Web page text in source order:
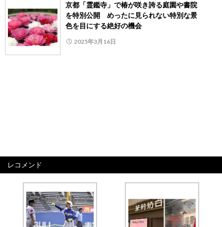
京都「霊鑑寺」で椿が咲き誇る庭園や書院
を特別公開 めったに見られない特別な景
色を目にする絶好の機会
2025年3月16日
レコメンド